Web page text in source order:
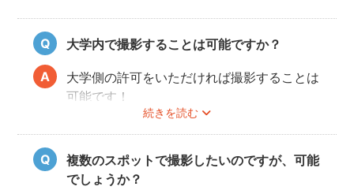
大学内で撮影することは可能ですか？
続きを読む
大学側の許可をいただければ撮影することは
可能です！
事前にユーザーご自身で必ず大学に撮影可否
のご確認をお願いいたします。
撮影許可の取り方はこちら
複数のスポットで撮影したいのですが、可能
でしょうか？